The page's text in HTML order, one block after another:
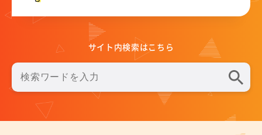
動物性集合胚生命倫理審査委員会
産学官連携
岐阜大学の産学連携活動を知りたい方
具体的に岐阜大学との産学連携をご検討の方
東海国立大学機構Tokai Open Innovation Complex岐
サイト内検索はこちら